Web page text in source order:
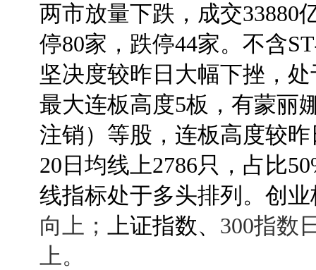
两市放量下跌，成交33880
停80家，跌停44家。不含
坚决度较昨日大幅下挫，
最大连板高度5板，有蒙丽
注销）等股，连板高度较
20日均线上2786只，占比
线指标处于多头排列。创
向上； 上证指数、 300指数
上。